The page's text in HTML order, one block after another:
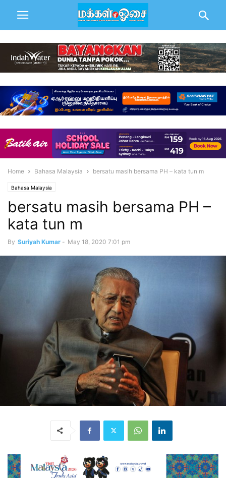
Home Bahasa Malaysia bersatu masih bersama PH – kata tun m
Bahasa Malaysia
bersatu masih bersama PH –
kata tun m
By Suriyah Kumar - May 18, 2020 7:01 pm